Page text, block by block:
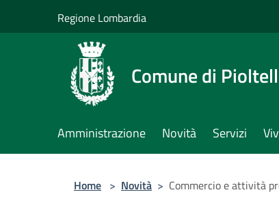
Regione Lombardia
Comune di
Amministrazione Novità Servizi
Home > Novità > Commercio e attività